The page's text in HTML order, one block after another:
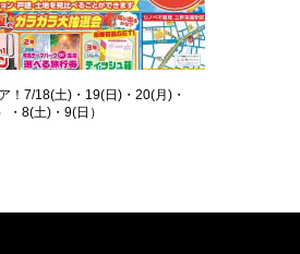
！7/18(土)・19(日)・20(月)・
8(土)・9(日）